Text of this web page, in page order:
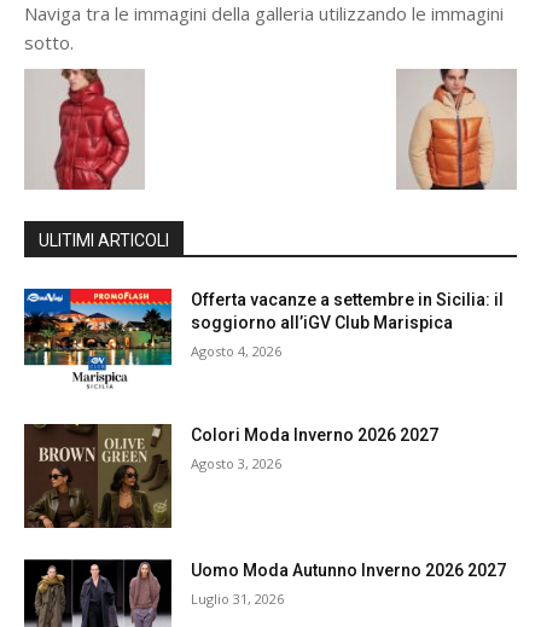
Naviga tra le immagini della galleria utilizzando le immagini
sotto.
ULITIMI ARTICOLI
Offerta vacanze a settembre in Sicilia: il
soggiorno all’iGV Club Marispica
Agosto 4, 2026
Colori Moda Inverno 2026 2027
Agosto 3, 2026
Uomo Moda Autunno Inverno 2026 2027
Luglio 31, 2026